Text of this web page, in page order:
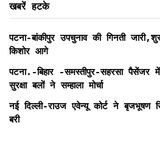
खबरें हटके
पटना-बांकीपुर उपचुनाव की गिनती
किशोर आगे
पटना.-बिहार -समस्तीपुर-सहरसा
सुरक्षा बलों ने सम्हाला मोर्चा
नई दिल्ली-राउज एवेन्यू कोर्ट ने बृजभूषण
बरी